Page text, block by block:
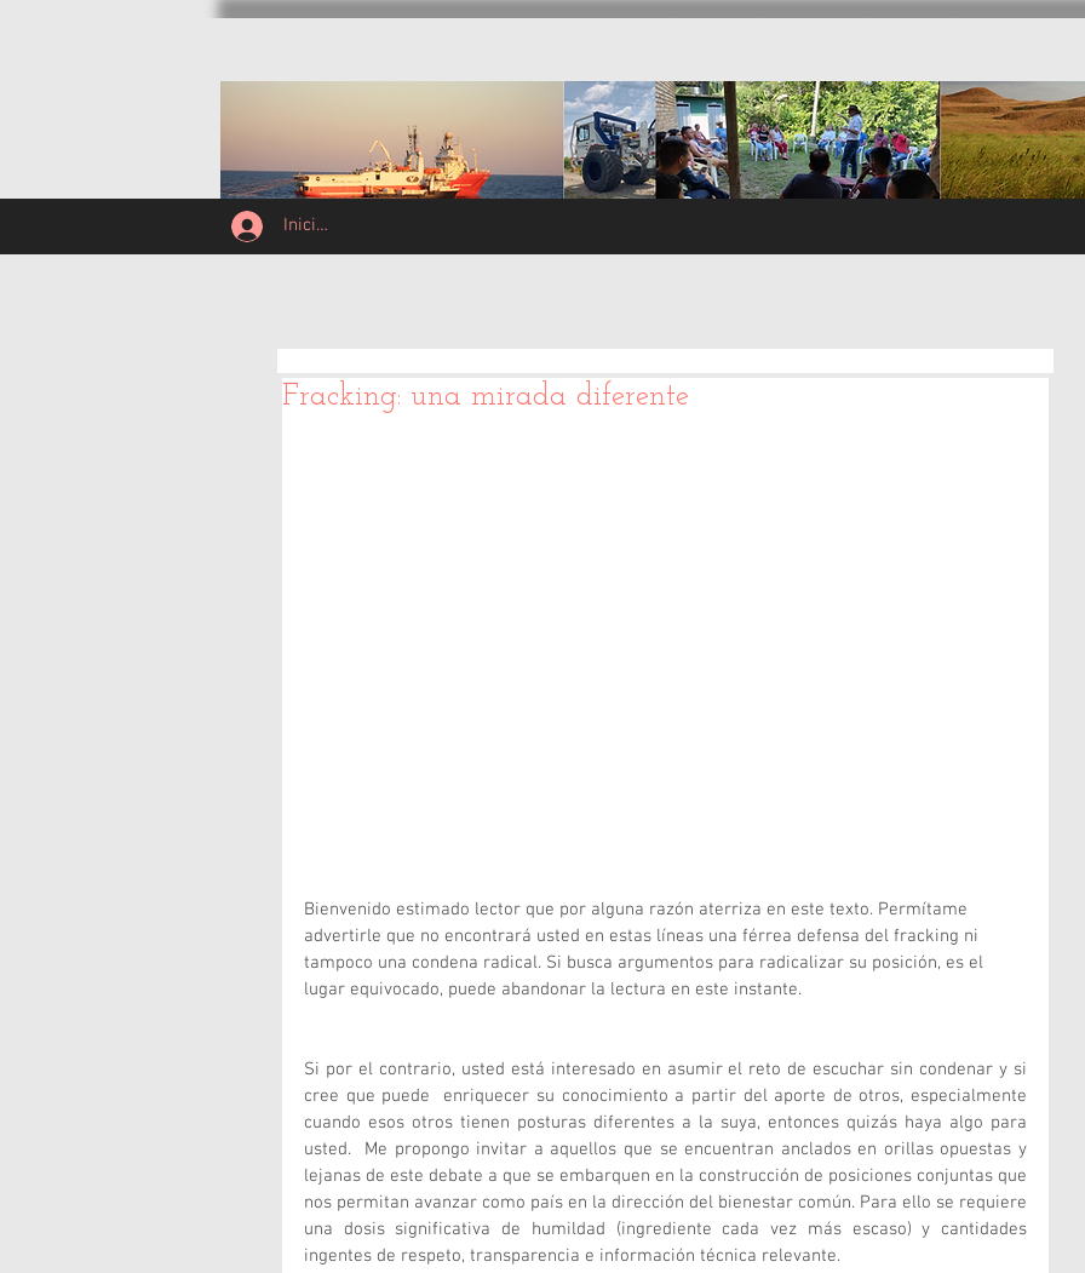
Iniciar sesión
Fracking: una mirada diferente
Bienvenido estimado lector que por alguna razón aterriza en este texto. Permítame
advertirle que no encontrará usted en estas líneas una férrea defensa del fracking ni
tampoco una condena radical. Si busca argumentos para radicalizar su posición, es el
lugar equivocado, puede abandonar la lectura en este instante.
Si por el contrario, usted está interesado en asumir el reto de escuchar sin condenar y si
cree que puede  enriquecer su conocimiento a partir del aporte de otros, especialmente
cuando esos otros tienen posturas diferentes a la suya, entonces quizás haya algo para
usted.  Me propongo invitar a aquellos que se encuentran anclados en orillas opuestas y
lejanas de este debate a que se embarquen en la construcción de posiciones conjuntas que
nos permitan avanzar como país en la dirección del bienestar común. Para ello se requiere
una dosis significativa de humildad (ingrediente cada vez más escaso) y cantidades
ingentes de respeto, transparencia e información técnica relevante.